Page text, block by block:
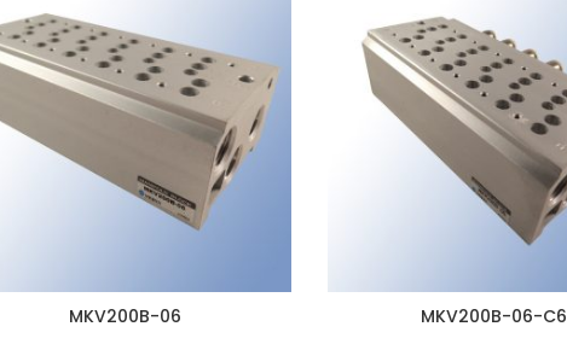
MKV200B-06 MKV200B-06-C6